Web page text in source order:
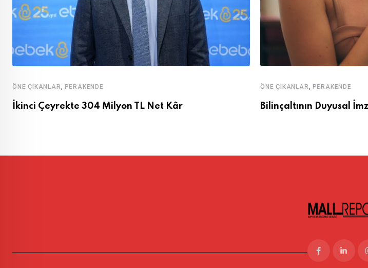
ÖNE ÇIKANLAR, PERAKENDE
İkinci Çeyrekte 304 Milyon TL Net Kâr
ÖNE ÇIKANLAR, PERAKENDE
Bilinçaltının Duyusal